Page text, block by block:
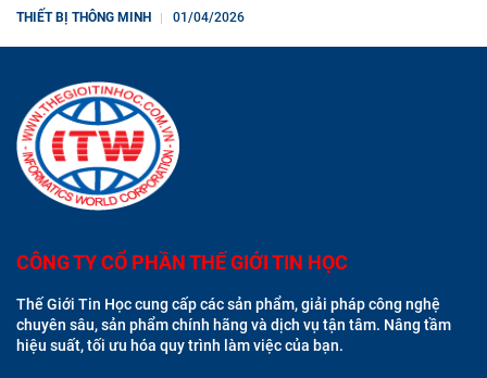
THIẾT BỊ THÔNG MINH 01/04/2026
CÔNG TY CỔ PHẦN THẾ GIỚI TIN HỌC
Thế Giới Tin Học cung cấp các sản phẩm, giải pháp công nghệ
chuyên sâu, sản phẩm chính hãng và dịch vụ tận tâm. Nâng tầm
hiệu suất, tối ưu hóa quy trình làm việc của bạn.